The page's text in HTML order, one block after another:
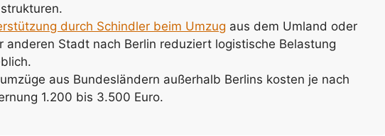
durch Schindler beim Umzug aus dem Umland oder
anderen Stadt nach Berlin reduziert logistische Belastung
aus Bundesländern außerhalb Berlins kosten je nach
1.200 bis 3.500 Euro.